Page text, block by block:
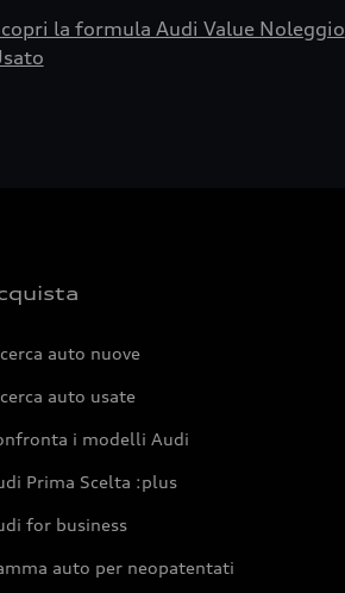
la formula Audi Value Noleggio
auto nuove
auto usate
i modelli Audi
Prima Scelta :plus
for business
auto per neopatentati